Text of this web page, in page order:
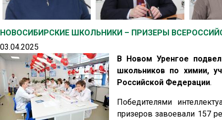
НОВОСИБИРСКИЕ ШКОЛЬНИКИ – ПРИЗЕРЫ
03.04.2025
В Новом Уренгое
школьников по химии,
Российской Федерации.
Победителями
призеров завоевали 157